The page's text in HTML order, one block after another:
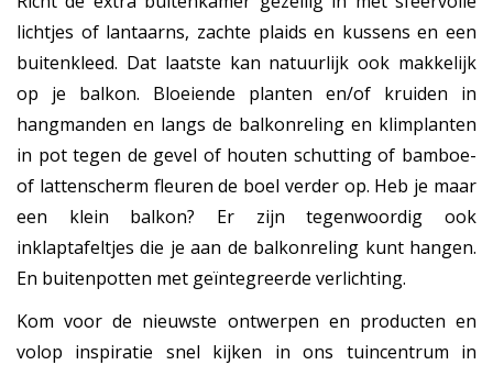
lichtjes of lantaarns, zachte plaids en kussens en een
buitenkleed. Dat laatste kan natuurlijk ook makkelijk
op je balkon. Bloeiende planten en/of kruiden in
hangmanden en langs de balkonreling en klimplanten
in pot tegen de gevel of houten schutting of bamboe-
of lattenscherm fleuren de boel verder op. Heb je maar
een klein balkon? Er zijn tegenwoordig ook
inklaptafeltjes die je aan de balkonreling kunt hangen.
En buitenpotten met geïntegreerde verlichting.
Kom voor de nieuwste ontwerpen en producten en
volop inspiratie snel kijken in ons tuincentrum in